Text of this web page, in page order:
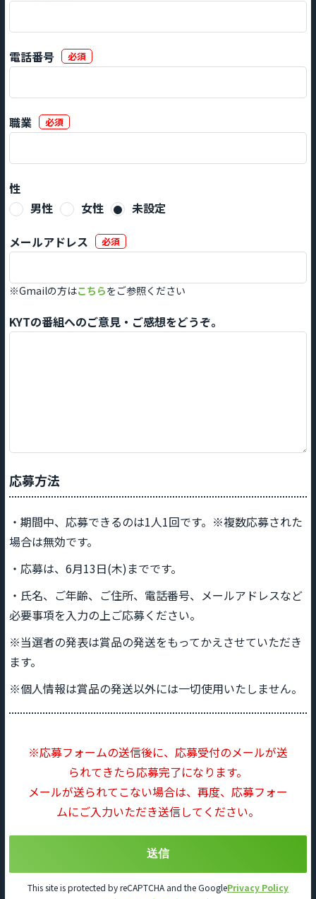
電話番号 必須
職業 必須
性
男性
女性
未設定
メールアドレス
必須
※Gmailの方はこちらをご参照ください
KYTの番組へのご意見・ご感想をどうぞ。
応募方法
・期間中、応募できるのは1人1回です。※複数応募された
場合は無効です。
・応募は、6月13日(木)までです。
・氏名、ご年齢、ご住所、電話番号、メールアドレスなど
必要事項を入力の上ご応募ください。
※当選者の発表は賞品の発送をもってかえさせていただき
ます。
※個人情報は賞品の発送以外には一切使用いたしません。
※応募フォームの送信後に、応募受付のメールが送
られてきたら応募完了になります。
メールが送られてこない場合は、再度、応募フォー
ムにご入力いただき送信してください。
This site is protected by reCAPTCHA and the GooglePrivacy Policy